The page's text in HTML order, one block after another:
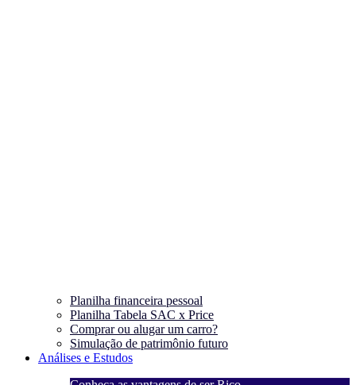
Planilha financeira pessoal
Planilha Tabela SAC x Price
Comprar ou alugar um carro?
Simulação de patrimônio futuro
Análises e Estudos